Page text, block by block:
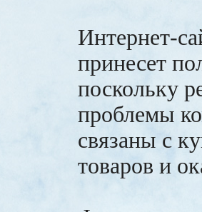
Интернет-
принесет
поскольку
проблемы
связаны с
товаров и